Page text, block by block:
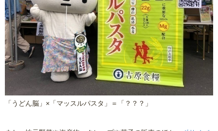
「うどん脳」×「マッスルパスタ」＝「？？？」